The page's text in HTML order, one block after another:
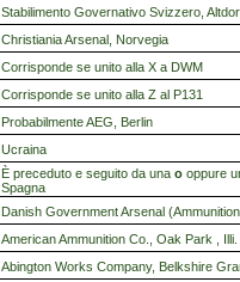
Stabilimento Governativo Svizzero,
Christiania Arsenal, Norvegia
Corrisponde se unito alla X a DWM
Corrisponde se unito alla Z al P131
Probabilmente AEG, Berlin
Ucraina
È preceduto e seguito da una ooppure
Spagna
Danish Government Arsenal
American Ammunition Co., Oak Park , Illi.
Abington Works Company, Belkshire